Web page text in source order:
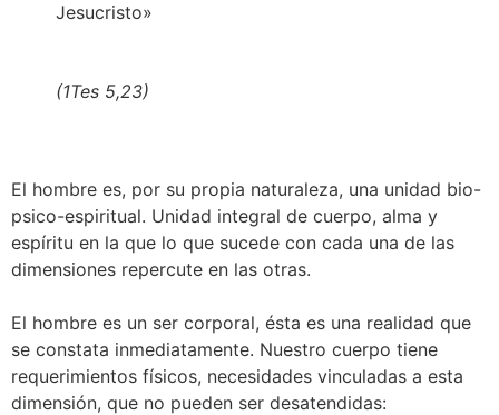
Jesucristo»
(1Tes 5,23)
El hombre es, por su propia naturaleza, una unidad bio-
psico-espiritual. Unidad integral de cuerpo, alma y
espíritu en la que lo que sucede con cada una de las
dimensiones repercute en las otras.
El hombre es un ser corporal, ésta es una realidad que
se constata inmediatamente. Nuestro cuerpo tiene
requerimientos físicos, necesidades vinculadas a esta
dimensión, que no pueden ser desatendidas: